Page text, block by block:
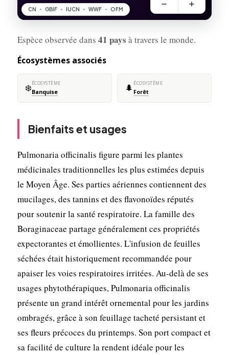
Espèce observée dans 41 pays à travers le monde.
Écosystèmes associés
❄️ÉCOSYSTÈME
Banquise 🌲 ÉCOSYSTÈME
Forêt
Bienfaits et usages
Pulmonaria officinalis figure parmi les plantes
médicinales traditionnelles les plus estimées depuis
le Moyen Âge. Ses parties aériennes contiennent des
mucilages, des tannins et des flavonoïdes réputés
pour soutenir la santé respiratoire. La famille des
Boraginaceae partage généralement ces propriétés
expectorantes et émollientes. L'infusion de feuilles
séchées était historiquement recommandée pour
apaiser les voies respiratoires irritées. Au-delà de ses
usages phytothérapiques, Pulmonaria officinalis
présente un grand intérêt ornemental pour les jardins
ombragés, grâce à son feuillage tacheté persistant et
ses fleurs précoces du printemps. Son port compact et
sa facilité de culture la rendent idéale pour les